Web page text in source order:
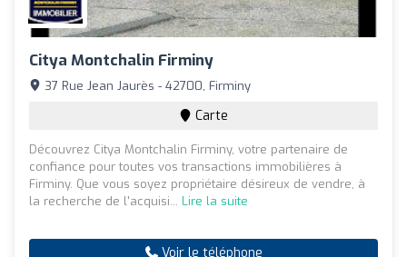
Citya Montchalin Firminy
37 Rue Jean Jaurès - 42700, Firminy
Carte
Découvrez Citya Montchalin Firminy, votre partenaire de
confiance pour toutes vos transactions immobilières à
Firminy. Que vous soyez propriétaire désireux de vendre, à
la recherche de l'acquisi... Lire la suite
Voir le téléphone